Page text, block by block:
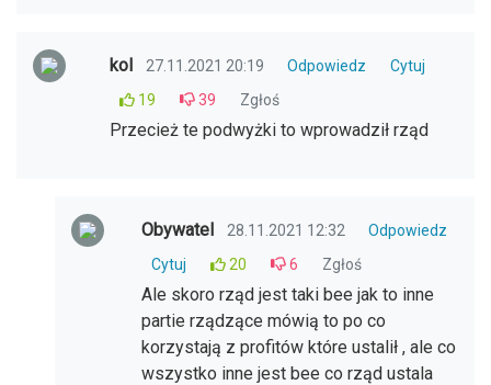
kol 27.11.2021 20:19 Odpowiedz
Cytuj
19
39 Zgłoś
Przecież te podwyżki to wprowadził rząd
Obywatel 28.11.2021 12:32
Odpowiedz
Cytuj
20 6 Zgłoś
Ale skoro rząd jest taki bee jak to inne
partie rządzące mówią to po co
korzystają z profitów które ustalił , ale co
wszystko inne jest bee co rząd ustala